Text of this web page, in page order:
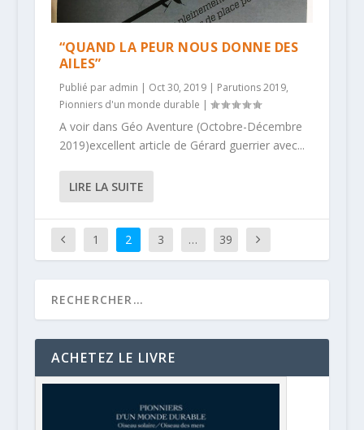
“QUAND LA PEUR NOUS DONNE DES
AILES”
Publié par admin | Oct 30, 2019| Parutions 2019,
Pionniers d'un monde durable |
A voir dans Géo Aventure (Octobre-Décembre
2019)excellent article de Gérard guerrier avec...
LIRE LA SUITE
1 2 3 … 39
ACHETEZ LE LIVRE